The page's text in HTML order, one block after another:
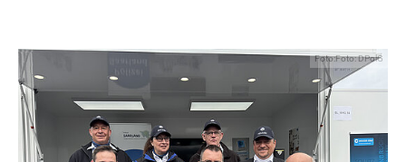
Foto:Foto: DPolG